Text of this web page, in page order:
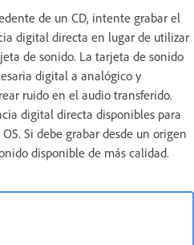
de un CD, intente grabar el
digital directa en lugar de utilizar
de sonido. La tarjeta de sonido
digital a analógico y
ruido en el audio transferido.
digital directa disponibles para
Si debe grabar desde un origen
disponible de más calidad.